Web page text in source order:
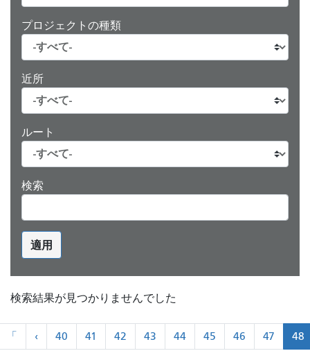
プロジェクトの種類
近所
ルート
検索
適用
検索結果が見つかりませんでした
ペ
ー
「 «
最
‹«
前
40 41 42 43 44 45 46 47 48